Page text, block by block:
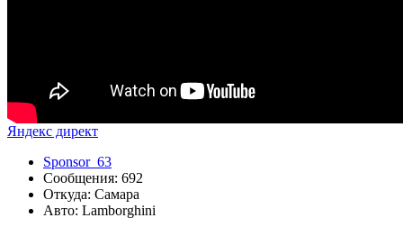
Яндекс директ
Sponsor_63
Сообщения: 692
Откуда: Самара
Авто: Lamborghini